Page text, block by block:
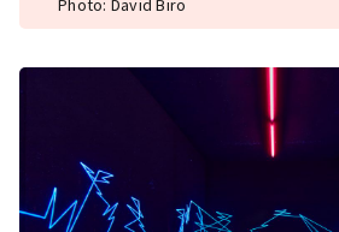
Photo: David Biro